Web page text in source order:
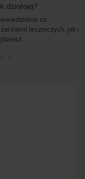
działają?
za
leczniczych, jak i